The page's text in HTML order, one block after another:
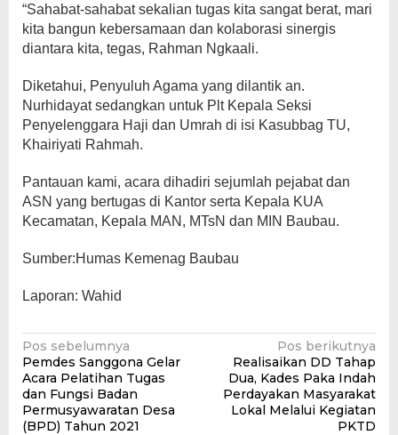
“Sahabat-sahabat sekalian tugas kita sangat berat, mari
kita bangun kebersamaan dan kolaborasi sinergis
diantara kita, tegas, Rahman Ngkaali.
Diketahui, Penyuluh Agama yang dilantik an.
Nurhidayat sedangkan untuk Plt Kepala Seksi
Penyelenggara Haji dan Umrah di isi Kasubbag TU,
Khairiyati Rahmah.
Pantauan kami, acara dihadiri sejumlah pejabat dan
ASN yang bertugas di Kantor serta Kepala KUA
Kecamatan, Kepala MAN, MTsN dan MIN Baubau.
Sumber:Humas Kemenag Baubau
Laporan: Wahid
Navigasi
pos
Pos sebelumnya
Pemdes Sanggona Gelar
Acara Pelatihan Tugas
dan Fungsi Badan
Permusyawaratan Desa
(BPD) Tahun 2021
Pos berikutnya
Realisaikan DD Tahap
Dua, Kades Paka Indah
Perdayakan Masyarakat
Lokal Melalui Kegiatan
PKTD